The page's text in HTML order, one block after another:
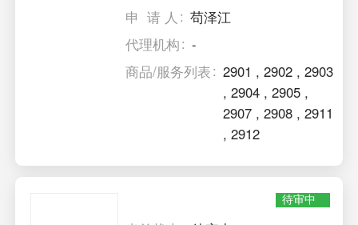
申 请 人
苟泽江
代理机构
-
商品/服务列表
2901 ,2902 ,2903
,2904 ,2905 ,
2907 ,2908 ,2911
,2912
待审中